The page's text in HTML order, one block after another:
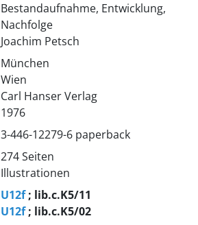
Bestandaufnahme, Entwicklung,
Nachfolge
Joachim Petsch
München
Wien
Carl Hanser Verlag
1976
3-446-12279-6 paperback
274 Seiten
Illustrationen
U12f; lib.c.K5/11
U12f; lib.c.K5/02